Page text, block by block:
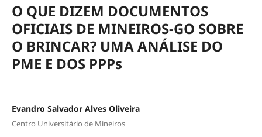
O QUE DIZEM DOCUMENTOS
OFICIAIS DE MINEIROS-GO SOBRE
O BRINCAR? UMA ANÁLISE DO
PME E DOS PPPs
Evandro Salvador Alves Oliveira
Centro Universitário de Mineiros